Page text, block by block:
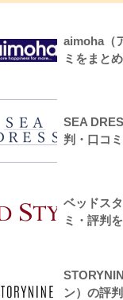
aimoha（
ミをまと
SEA
判・口コ
ベッドス
ミ・評判
ン）の評